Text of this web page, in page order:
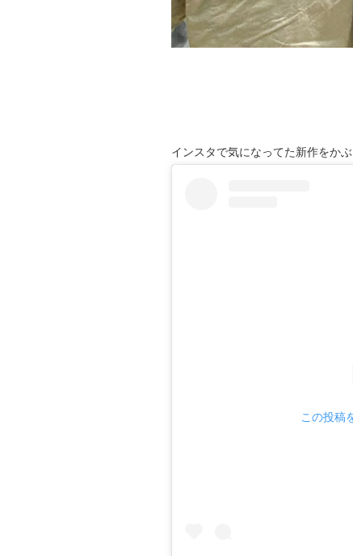
インスタで気になってた新作をかぶ
この投稿